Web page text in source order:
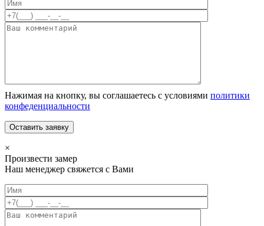
Нажимая на кнопку, вы соглашаетесь с условиями политики
конфеденциальности
×
Произвести замер
Наш менеджер свяжется с Вами